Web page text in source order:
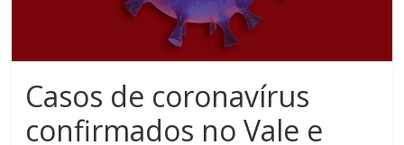
Casos de coronavírus
confirmados no Vale e